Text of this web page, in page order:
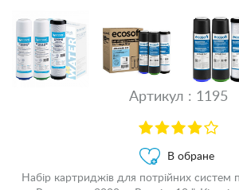
Артикул : 1195
В обране
Набір картриджів для потрійних систем